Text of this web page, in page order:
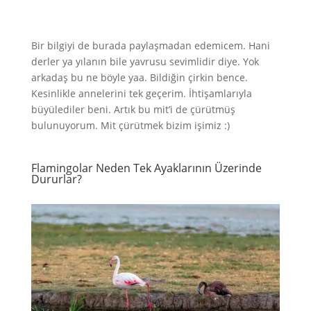
Bir bilgiyi de burada paylaşmadan edemicem. Hani
derler ya yılanın bile yavrusu sevimlidir diye. Yok
arkadaş bu ne böyle yaa. Bildiğin çirkin bence.
Kesinlikle annelerini tek geçerim. İhtişamlarıyla
büyülediler beni. Artık bu mit’i de çürütmüş
bulunuyorum. Mit çürütmek bizim işimiz :)
Flamingolar Neden Tek Ayaklarının Üzerinde
Dururlar?